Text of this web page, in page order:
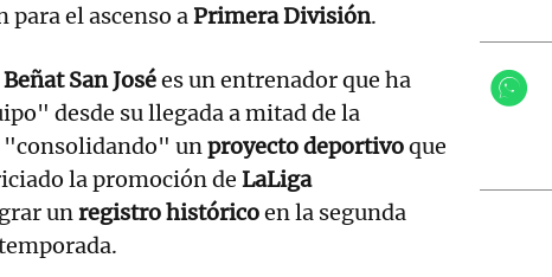
para el ascenso aPrimera División.
Beñat San Josées un entrenador que ha
desde su llegada a mitad de la
unproyecto deportivoque
la promoción de LaLiga
unregistro históricoen la segunda